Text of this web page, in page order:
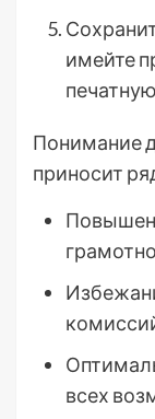
имейте
Понимание
приносит
всех